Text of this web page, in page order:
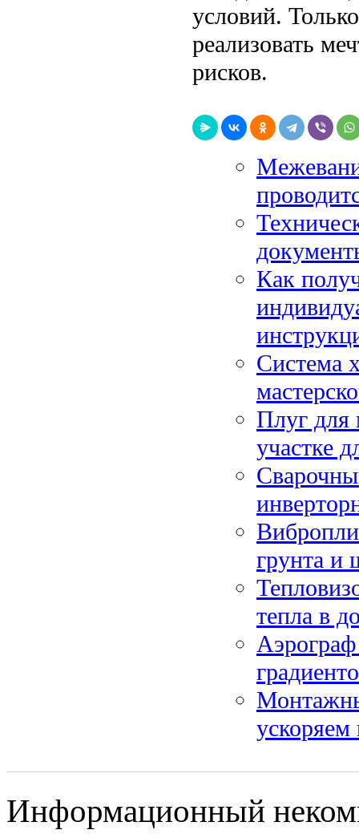
условий.
реализовать
рисков.
Как
Система
Плуг для
участке
грунта и
тепла в
Аэрограф
ускоряем
Информационный